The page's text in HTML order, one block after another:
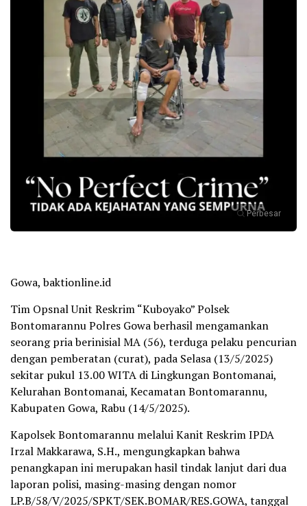
Perbesar
Gowa, baktionline.id
Tim Opsnal Unit Reskrim “Kuboyako” Polsek
Bontomarannu Polres Gowa berhasil mengamankan
seorang pria berinisial MA (56), terduga pelaku pencurian
dengan pemberatan (curat), pada Selasa (13/5/2025)
sekitar pukul 13.00 WITA di Lingkungan Bontomanai,
Kelurahan Bontomanai, Kecamatan Bontomarannu,
Kabupaten Gowa, Rabu (14/5/2025).
Kapolsek Bontomarannu melalui Kanit Reskrim IPDA
Irzal Makkarawa, S.H., mengungkapkan bahwa
penangkapan ini merupakan hasil tindak lanjut dari dua
laporan polisi, masing-masing dengan nomor
LP.B/58/V/2025/SPKT/SEK.BOMAR/RES.GOWA, tanggal